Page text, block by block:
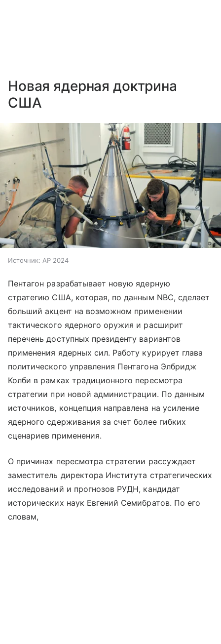
Новая ядерная доктрина
США
Источник: AP 2024
Пентагон разрабатывает новую ядерную
стратегию США, которая, по данным NBC, сделает
больший акцент на возможном применении
тактического ядерного оружия и расширит
перечень доступных президенту вариантов
применения ядерных сил. Работу курирует глава
политического управления Пентагона Элбридж
Колби в рамках традиционного пересмотра
стратегии при новой администрации. По данным
источников, концепция направлена на усиление
ядерного сдерживания за счет более гибких
сценариев применения.
О причинах пересмотра стратегии рассуждает
заместитель директора Института стратегических
исследований и прогнозов РУДН, кандидат
исторических наук Евгений Семибратов. По его
словам,